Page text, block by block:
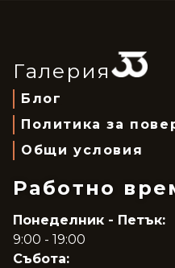
Галерия
Блог
Политика за
Общи условия
Работно
Понеделник - Петък:
9:00 - 19:00
Събота: